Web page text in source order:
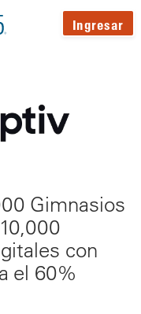
Ingresar
Gimnasios
con
el 60%